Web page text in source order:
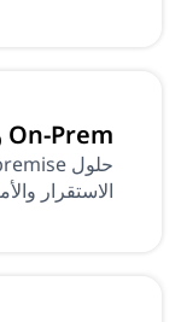
On-Prem والمنتجات الأخرى
الاستقرار